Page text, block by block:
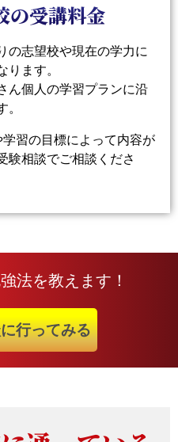
の受講料金
の志望校や現在の学力に
ります。
ん個人の学習プランに沿
。
習の目標によって内容が
験相談でご相談くださ
法を教えます！
行ってみる